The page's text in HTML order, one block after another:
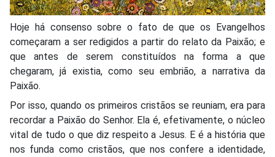
Hoje há consenso sobre o fato de que os Evangelhos
começaram a ser redigidos a partir do relato da Paixão; e
que antes de serem constituídos na forma a que
chegaram, já existia, como seu embrião, a narrativa da
Paixão.
Por isso, quando os primeiros cristãos se reuniam, era para
recordar a Paixão do Senhor. Ela é, efetivamente, o núcleo
vital de tudo o que diz respeito a Jesus. E é a história que
nos funda como cristãos, que nos confere a identidade,